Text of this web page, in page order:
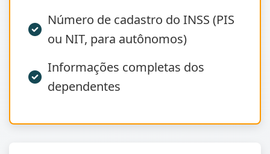
Número de cadastro do INSS (PIS
ou NIT, para autônomos)
Informações completas dos
dependentes